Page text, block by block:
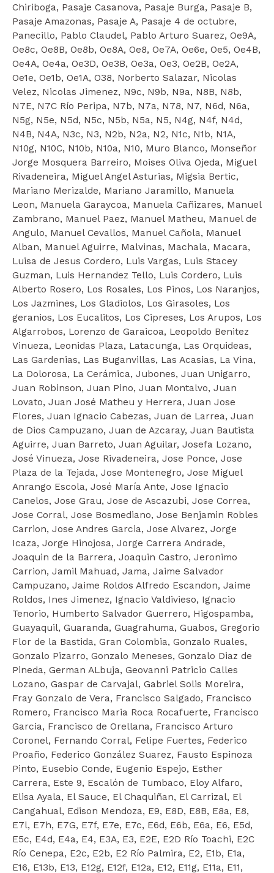
Chiriboga, Pasaje Casanova, Pasaje Burga, Pasaje B,
Pasaje Amazonas, Pasaje A, Pasaje 4 de octubre,
Panecillo, Pablo Claudel, Pablo Arturo Suarez, Oe9A,
Oe8c, Oe8B, Oe8b, Oe8A, Oe8, Oe7A, Oe6e, Oe5, Oe4B,
Oe4A, Oe4a, Oe3D, Oe3B, Oe3a, Oe3, Oe2B, Oe2A,
Oe1e, Oe1b, Oe1A, O38, Norberto Salazar, Nicolas
Velez, Nicolas Jimenez, N9c, N9b, N9a, N8B, N8b,
N7E, N7C Río Peripa, N7b, N7a, N78, N7, N6d, N6a,
N5g, N5e, N5d, N5c, N5b, N5a, N5, N4g, N4f, N4d,
N4B, N4A, N3c, N3, N2b, N2a, N2, N1c, N1b, N1A,
N10g, N10C, N10b, N10a, N10, Muro Blanco, Monseñor
Jorge Mosquera Barreiro, Moises Oliva Ojeda, Miguel
Rivadeneira, Miguel Angel Asturias, Migsia Bertic,
Mariano Merizalde, Mariano Jaramillo, Manuela
Leon, Manuela Garaycoa, Manuela Cañizares, Manuel
Zambrano, Manuel Paez, Manuel Matheu, Manuel de
Angulo, Manuel Cevallos, Manuel Cañola, Manuel
Alban, Manuel Aguirre, Malvinas, Machala, Macara,
Luisa de Jesus Cordero, Luis Vargas, Luis Stacey
Guzman, Luis Hernandez Tello, Luis Cordero, Luis
Alberto Rosero, Los Rosales, Los Pinos, Los Naranjos,
Los Jazmines, Los Gladiolos, Los Girasoles, Los
geranios, Los Eucalitos, Los Cipreses, Los Arupos, Los
Algarrobos, Lorenzo de Garaicoa, Leopoldo Benitez
Vinueza, Leonidas Plaza, Latacunga, Las Orquideas,
Las Gardenias, Las Buganvillas, Las Acasias, La Vina,
La Dolorosa, La Cerámica, Jubones, Juan Unigarro,
Juan Robinson, Juan Pino, Juan Montalvo, Juan
Lovato, Juan José Matheu y Herrera, Juan Jose
Flores, Juan Ignacio Cabezas, Juan de Larrea, Juan
de Dios Campuzano, Juan de Azcaray, Juan Bautista
Aguirre, Juan Barreto, Juan Aguilar, Josefa Lozano,
José Vinueza, Jose Rivadeneira, Jose Ponce, Jose
Plaza de la Tejada, Jose Montenegro, Jose Miguel
Anrango Escola, José María Ante, Jose Ignacio
Canelos, Jose Grau, Jose de Ascazubi, Jose Correa,
Jose Corral, Jose Bosmediano, Jose Benjamin Robles
Carrion, Jose Andres Garcia, Jose Alvarez, Jorge
Icaza, Jorge Hinojosa, Jorge Carrera Andrade,
Joaquin de la Barrera, Joaquin Castro, Jeronimo
Carrion, Jamil Mahuad, Jama, Jaime Salvador
Campuzano, Jaime Roldos Alfredo Escandon, Jaime
Roldos, Ines Jimenez, Ignacio Valdivieso, Ignacio
Tenorio, Humberto Salvador Guerrero, Higospamba,
Guayaquil, Guaranda, Guagrahuma, Guabos, Gregorio
Flor de la Bastida, Gran Colombia, Gonzalo Ruales,
Gonzalo Pizarro, Gonzalo Meneses, Gonzalo Diaz de
Pineda, German ALbuja, Geovanni Patricio Calles
Lozano, Gaspar de Carvajal, Gabriel Solis Moreira,
Fray Gonzalo de Vera, Francisco Salgado, Francisco
Romero, Francisco Maria Roca Rocafuerte, Francisco
Garcia, Francisco de Orellana, Francisco Arturo
Coronel, Fernando Corral, Felipe Fuertes, Federico
Proaño, Federico González Suarez, Fausto Espinoza
Pinto, Eusebio Conde, Eugenio Espejo, Esther
Carrera, Este 9, Escalón de Tumbaco, Eloy Alfaro,
Elisa Ayala, El Sauce, El Chaquiñan, El Carrizal, El
Cangahual, Edison Mendoza, E9, E8D, E8B, E8a, E8,
E7l, E7h, E7G, E7f, E7e, E7c, E6d, E6b, E6a, E6, E5d,
E5c, E4d, E4a, E4, E3A, E3, E2E, E2D Río Toachi, E2C
Río Cenepa, E2c, E2b, E2 Río Palmira, E2, E1b, E1a,
E16, E13b, E13, E12g, E12f, E12a, E12, E11g, E11a, E11,